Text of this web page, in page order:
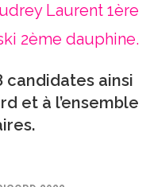
Laurent 1ère
2ème dauphine.
candidates ainsi
et à l’ensemble